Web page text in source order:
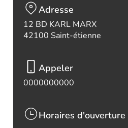
Adresse
12 BD KARL MARX
42100 Saint-étienne
Appeler
0000000000
Horaires d'ouverture